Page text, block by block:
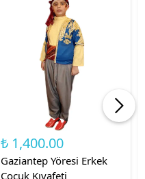
₺ 1,400.00
Gaziantep Yöresi Erkek
Çocuk Kıyafeti